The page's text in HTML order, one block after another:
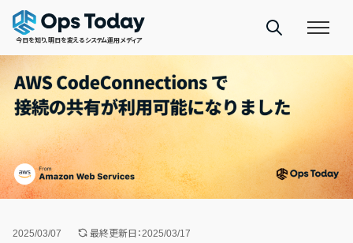
今日を知り、明日を変えるシステム運用メディア
2025/03/07 最終更新日：2025/03/17